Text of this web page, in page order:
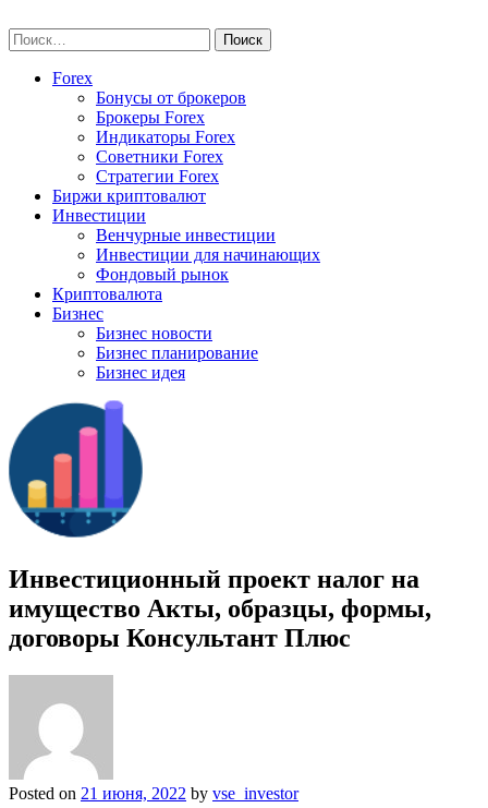
to
content
Найти:
Forex
Бонусы от брокеров
Брокеры Forex
Индикаторы Forex
Советники Forex
Стратегии Forex
Биржи криптовалют
Инвестиции
Венчурные инвестиции
Инвестиции для начинающих
Фондовый рынок
Криптовалюта
Бизнес
Бизнес новости
Бизнес планирование
Бизнес идея
Инвестиционный проект налог на
имущество Акты, образцы, формы,
договоры Консультант Плюс
Posted on 21 июня, 2022 by vse_investor